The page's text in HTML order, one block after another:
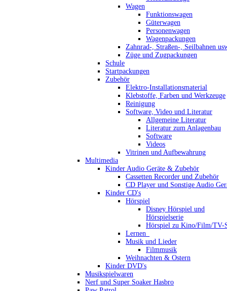
Wagen
Funktionswagen
Güterwagen
Personenwagen
Wagenpackungen
Zahnrad-, Straßen-, Seilbahnen
Züge und Zugpackungen
Schule
Startpackungen
Zubehör
Elektro-Installationsmaterial
Klebstoffe, Farben und Werkzeuge
Reinigung
Software, Video und Literatur
Allgemeine Literatur
Literatur zum Anlagenbau
Software
Videos
Vitrinen und Aufbewahrung
Multimedia
Kinder Audio Geräte & Zubehör
Cassetten Recorder und Zubehör
CD Player und Sonstige Audio
Kinder CD's
Hörspiel
Disney Hörspiel und
Hörspielserie
Hörspiel zu Kino/Film/TV-
Lernen_
Musik und Lieder
Filmmusik
Weihnachten & Ostern
Kinder DVD's
Musikspielwaren
Nerf und Super Soaker Hasbro